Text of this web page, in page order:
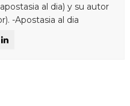
al dia) y su autor
-Apostasia al dia